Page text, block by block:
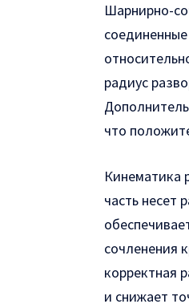
Шарнирно-
радиус
что
Кинематика
часть несет
сочленения
корректная
и снижает